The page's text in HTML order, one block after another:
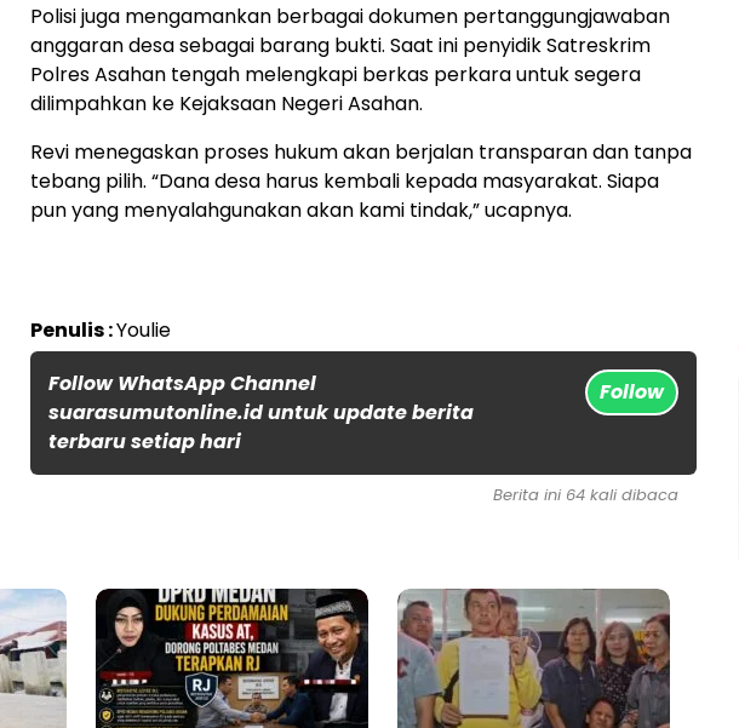
Polisi juga mengamankan berbagai dokumen pertanggungjawaban
anggaran desa sebagai barang bukti. Saat ini penyidik Satreskrim
Polres Asahan tengah melengkapi berkas perkara untuk segera
dilimpahkan ke Kejaksaan Negeri Asahan.
Revi menegaskan proses hukum akan berjalan transparan dan tanpa
tebang pilih. “Dana desa harus kembali kepada masyarakat. Siapa
pun yang menyalahgunakan akan kami tindak,” ucapnya.
Penulis :Youlie
Follow WhatsApp Channel
suarasumutonline.id untuk update berita
terbaru setiap hari
Follow
Berita ini 64 kali dibaca